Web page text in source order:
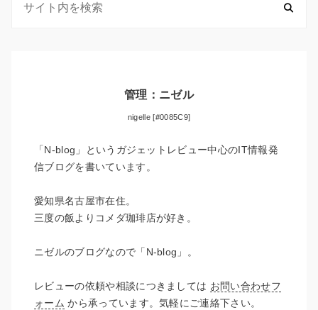
管理：ニゼル
nigelle [#0085C9]
「N-blog」というガジェットレビュー中心のIT情報発
信ブログを書いています。
愛知県名古屋市在住。
三度の飯よりコメダ珈琲店が好き。
ニゼルのブログなので「N-blog」。
レビューの依頼や相談につきましては お問い合わせフ
ォーム から承っています。気軽にご連絡下さい。